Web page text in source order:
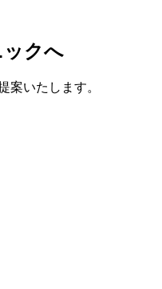
ックへ
案いたします。